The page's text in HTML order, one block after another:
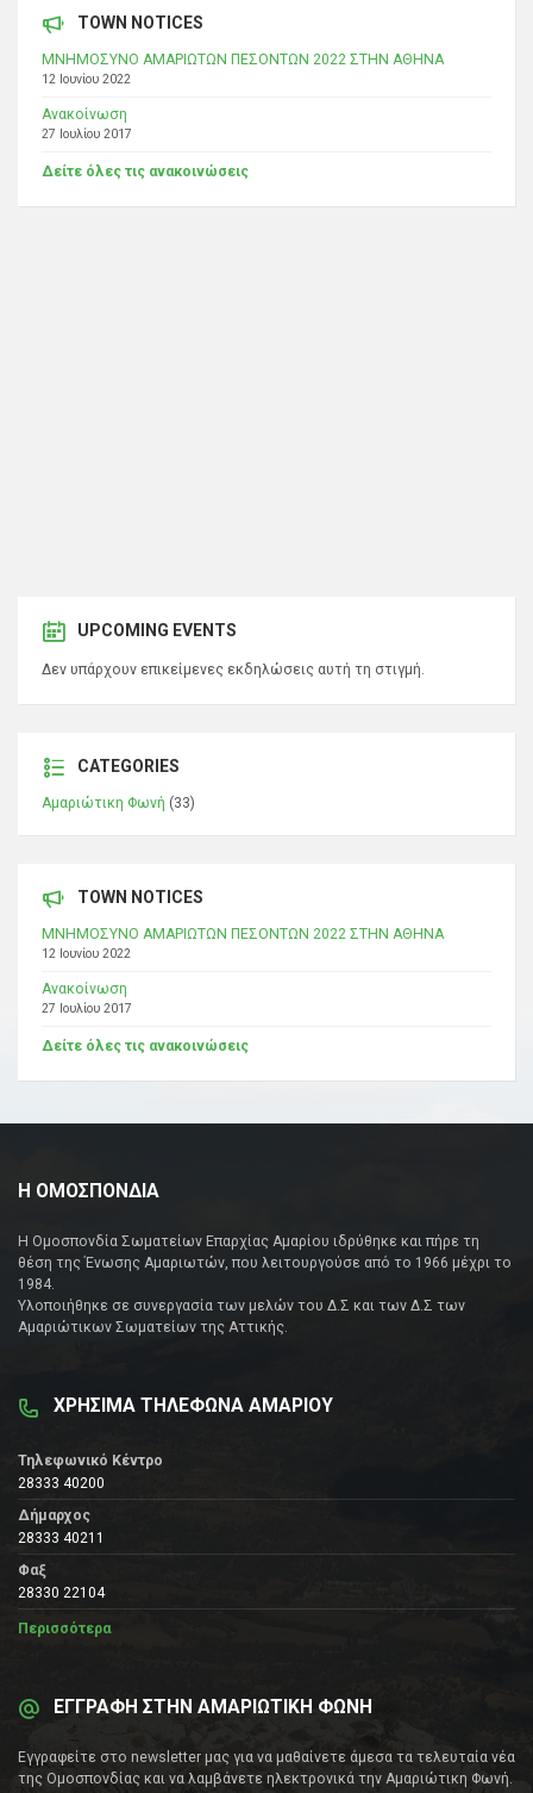
TOWN NOTICES
ΜΝΗΜΟΣΥΝΟ ΑΜΑΡΙΩΤΩΝ ΠΕΣΟΝΤΩΝ 2022 ΣΤΗΝ ΑΘΗΝΑ
12 Ιουνίου 2022
Ανακοίνωση
27 Ιουλίου 2017
Δείτε όλες τις ανακοινώσεις
UPCOMING EVENTS
Δεν υπάρχουν επικείμενες εκδηλώσεις αυτή τη στιγμή.
CATEGORIES
Αμαριώτικη Φωνή (33)
TOWN NOTICES
ΜΝΗΜΟΣΥΝΟ ΑΜΑΡΙΩΤΩΝ ΠΕΣΟΝΤΩΝ 2022 ΣΤΗΝ ΑΘΗΝΑ
12 Ιουνίου 2022
Ανακοίνωση
27 Ιουλίου 2017
Δείτε όλες τις ανακοινώσεις
Η ΟΜΟΣΠΟΝΔΙΑ
Η Ομοσπονδία Σωματείων Επαρχίας Αμαρίου ιδρύθηκε και πήρε τη
θέση της Ένωσης Αμαριωτών, που λειτουργούσε από το 1966 μέχρι το
1984.
Υλοποιήθηκε σε συνεργασία των μελών του Δ.Σ και των Δ.Σ των
Αμαριώτικων Σωματείων της Αττικής.
ΧΡΗΣΙΜΑ ΤΗΛΕΦΩΝΑ ΑΜΑΡΙΟΥ
Τηλεφωνικό Κέντρο
28333 40200
Δήμαρχος
28333 40211
Φαξ
28330 22104
Περισσότερα
ΕΓΓΡΑΦΗ ΣΤΗΝ ΑΜΑΡΙΩΤΙΚΗ ΦΩΝΗ
Εγγραφείτε στο newsletter μας για να μαθαίνετε άμεσα τα τελευταία νέα
της Ομοσπονδίας και να λαμβάνετε ηλεκτρονικά την Αμαριώτικη Φωνή.